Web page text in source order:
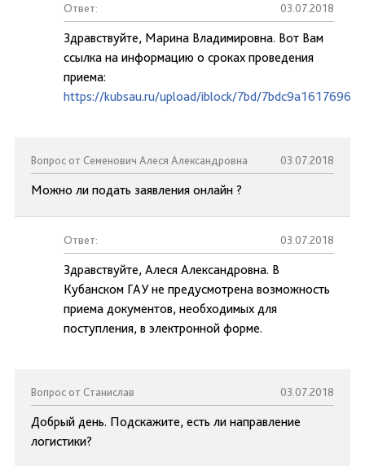
Ответ: 03.07.2018
Здравствуйте, Марина Владимировна. Вот Вам
ссылка на информацию о сроках проведения
приема:
https://kubsau.ru/upload/iblock/7bd/
Вопрос от Семенович Алеся Александровна 03.07.2018
Можно ли подать заявления онлайн ?
Ответ: 03.07.2018
Здравствуйте, Алеся Александровна. В
Кубанском ГАУ не предусмотрена возможность
приема документов, необходимых для
поступления, в электронной форме.
Вопрос от Станислав 03.07.2018
Добрый день. Подскажите, есть ли направление
логистики?